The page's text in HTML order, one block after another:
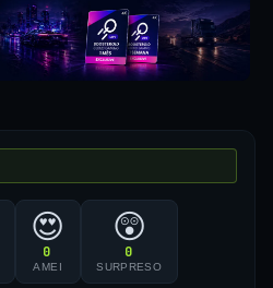
😍
0
AMEI
😲
0
SURPRESO